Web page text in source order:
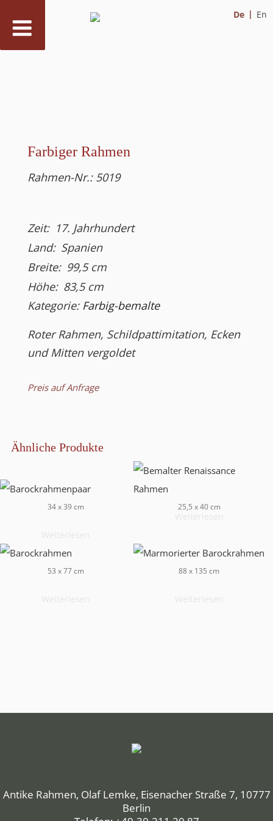
De En
Farbiger Rahmen
Rahmen-Nr.: 5019
Zeit: 17. Jahrhundert
Land: Spanien
Breite: 99,5cm
Höhe: 83,5cm
Kategorie: Farbig-bemalte
Roter Rahmen, Schildpattimitation, Ecken
und Mitten vergoldet
Preis auf Anfrage
Ähnliche Produkte
34 x 39 cm 25,5 x 40 cm
53 x 77 cm 88 x 135 cm
Antike Rahmen, Olaf Lemke, Eisenacher Straße 7, 10777
Berlin